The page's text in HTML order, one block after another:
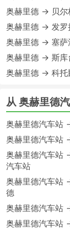
奥赫里德 → 贝尔
奥赫里德 → 发罗
奥赫里德 → 塞萨
奥赫里德 → 斯库
奥赫里德 → 科托
从 奥赫里德
奥赫里德汽车站
奥赫里德汽车站
奥赫里德汽车站
汽车站
奥赫里德汽车站
德
奥赫里德汽车站
奥赫里德汽车站